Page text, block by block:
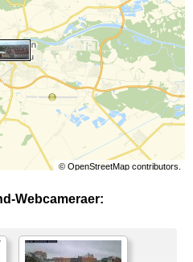
© OpenStreetMapcontributors.
Webcameraer: